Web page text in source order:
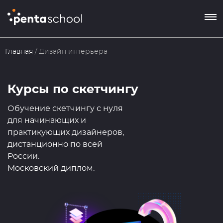
8 800 550-76-72
Главная / Дизайн интерьера
Курсы по скетчингу
Обучение скетчингу с нуля
для начинающих и
практикующих дизайнеров,
дистанционно по всей
России.
Московский диплом.